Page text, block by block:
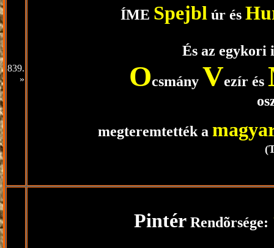
839.
»
ÍME Spejbl úr és
És az
Ocsmány Vezír és
megteremtették a
PintérRendõrsége: